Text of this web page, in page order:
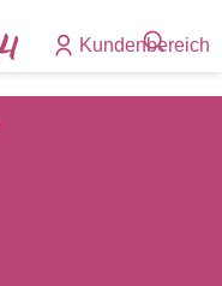
Kundenbereich